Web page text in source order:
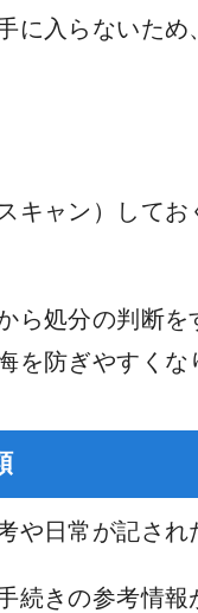
に入らないた
キャン）して
ら処分の判断
を防ぎやすくな
や日常が記され
続きの参考情報